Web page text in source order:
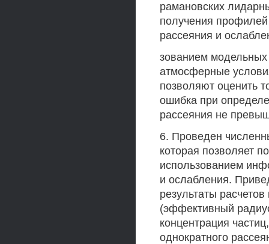
рамановских
получения
рассеяния и
зованием
атмосферные
позволяют оценить
ошибка при
рассеяния не
6. Проведен
которая позволяет
использованием
и ослабления.
результаты
(эффективный
концентрация
однократного